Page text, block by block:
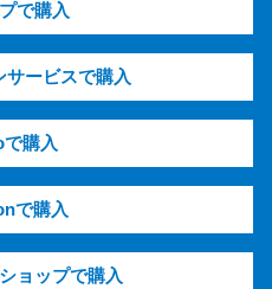
で購入
サービスで購入
で購入
で購入
ョップで購入